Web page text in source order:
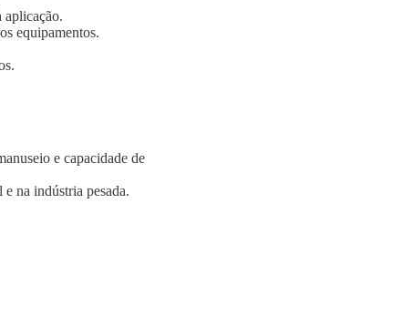
aplicação.
equipamentos.
e capacidade de
na indústria pesada.